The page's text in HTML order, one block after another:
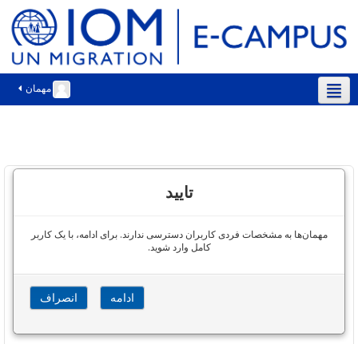
مهمان
تایید
مهمان‌ها به مشخصات فردی کاربران دسترسی ندارند. برای ادامه، با یک کاربر
کامل وارد شوید.